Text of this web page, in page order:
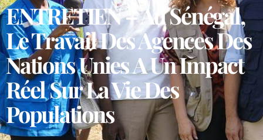
ENTRETIEN – Au Sénégal,
Le Travail Des Agences Des
Nations Unies A Un Impact
Réel Sur La Vie Des
Populations